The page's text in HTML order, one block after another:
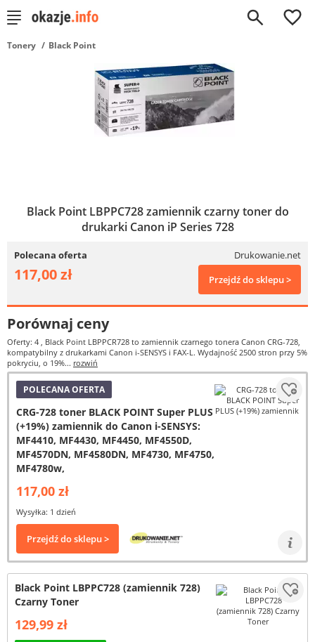
0
Tonery Black Point
Black Point LBPPC728 zamiennik czarny toner do
drukarki Canon iP Series 728
Polecana oferta Drukowanie.net
117,00 zł Przejdź do sklepu >
Porównaj ceny
Oferty: 4 , Black Point LBPPCR728 to zamiennik czarnego tonera Canon CRG-728,
kompatybilny z drukarkami Canon i-SENSYS i FAX-L. Wydajność 2500 stron przy 5%
pokryciu, o 19%... rozwiń
POLECANA OFERTA
CRG-728 toner BLACK POINT Super PLUS
(+19%) zamiennik do Canon i-SENSYS:
MF4410, MF4430, MF4450, MF4550D,
MF4570DN, MF4580DN, MF4730, MF4750,
MF4780w,
117,00 zł
Wysyłka: 1 dzień
Przejdź do sklepu >
Black Point LBPPC728 (zamiennik 728)
Czarny Toner
129,99 zł